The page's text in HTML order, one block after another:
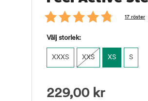
17 röster
Välj storlek:
XXXS XXS XS S
229,00 kr